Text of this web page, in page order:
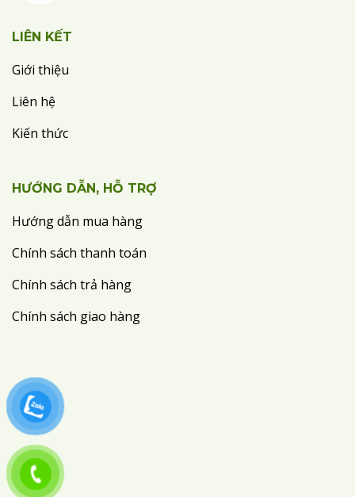
LIÊN KẾT
Giới thiệu
Liên hệ
Kiến thức
HƯỚNG DẪN, HỖ TRỢ
Hướng dẫn mua hàng
Chính sách thanh toán
Chính sách trả hàng
Chính sách giao hàng